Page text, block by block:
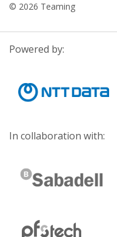
© 2026 Teaming
Powered by:
In collaboration with: